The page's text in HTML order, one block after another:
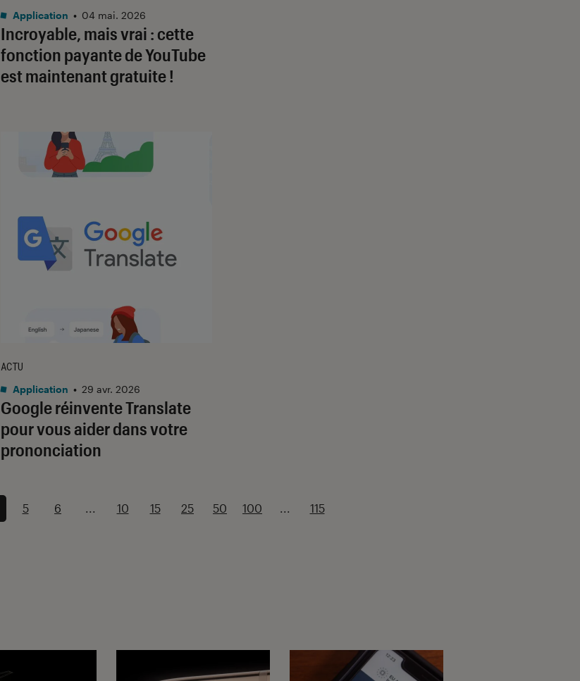
Incroyable, mais vrai : cette
fonction payante de YouTube
est maintenant gratuite !
Application • 04 mai. 2026
Google réinvente Translate
pour vous aider dans votre
prononciation
ACTU
Application • 29 avr. 2026
5 6 ... 10 15 25 50 100 ... 115